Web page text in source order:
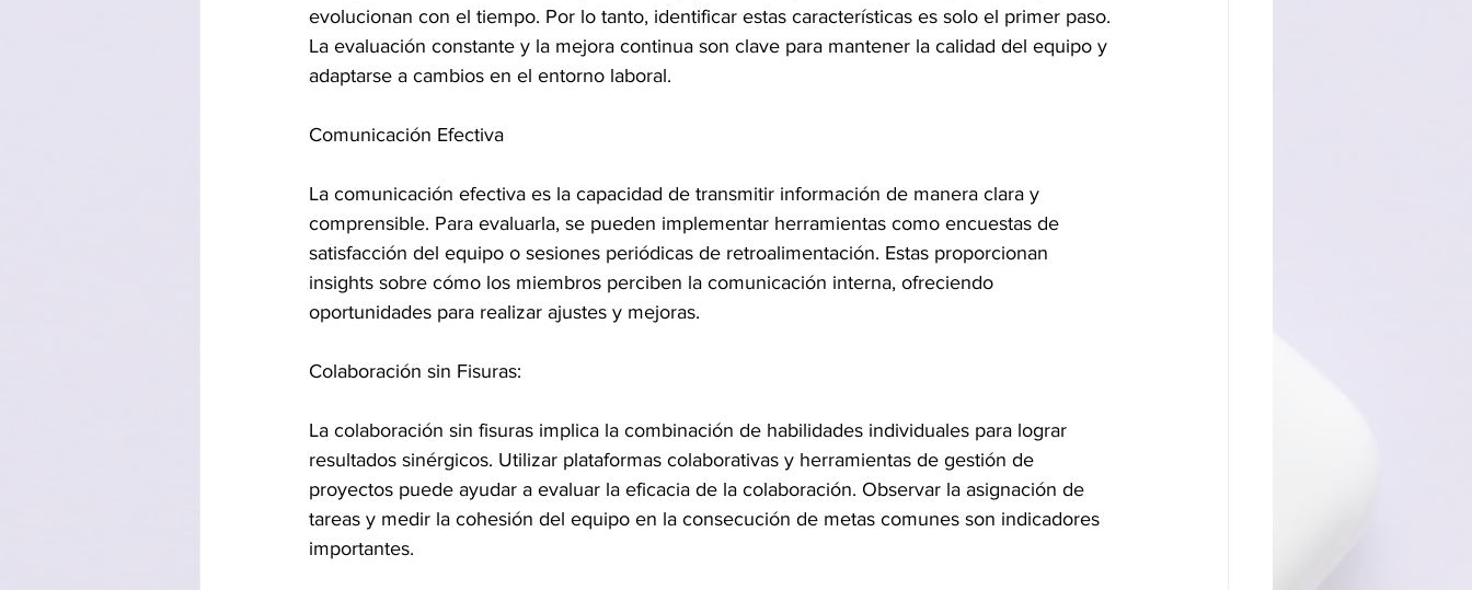
evolucionan con el tiempo. Por lo tanto, identificar estas características es solo el primer paso.
La evaluación constante y la mejora continua son clave para mantener la calidad del equipo y
adaptarse a cambios en el entorno laboral.
Comunicación Efectiva
La comunicación efectiva es la capacidad de transmitir información de manera clara y
comprensible. Para evaluarla, se pueden implementar herramientas como encuestas de
satisfacción del equipo o sesiones periódicas de retroalimentación. Estas proporcionan
insights sobre cómo los miembros perciben la comunicación interna, ofreciendo
oportunidades para realizar ajustes y mejoras.
Colaboración sin Fisuras:
La colaboración sin fisuras implica la combinación de habilidades individuales para lograr
resultados sinérgicos. Utilizar plataformas colaborativas y herramientas de gestión de
proyectos puede ayudar a evaluar la eficacia de la colaboración. Observar la asignación de
tareas y medir la cohesión del equipo en la consecución de metas comunes son indicadores
importantes.